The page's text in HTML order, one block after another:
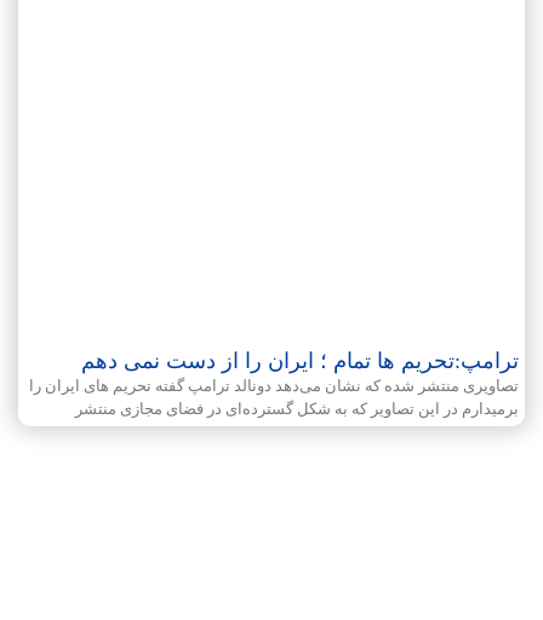
ترامپ:تحریم ها تمام ؛ ایران را از دست نمی دهم
تصاویری منتشر شده که نشان می‌دهد دونالد ترامپ گفته تحریم های ایران را
برمیدارم در این تصاویر که به شکل گسترده‌ای در فضای مجازی منتشر